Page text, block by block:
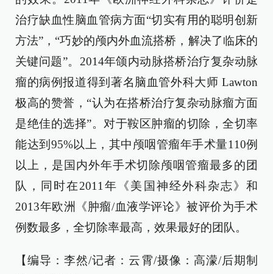
治疗缺血性脑血管病方面“切实有用的聪明创新
方法”，“巧妙的颅内外血流搭桥，解决了临床的
关键问题”。2014年颌内动脉搭桥治疗复杂动脉
瘤的病例报道得到著名脑血管外科大师 Lawton
极高的赞誉，“认为在搭桥治疗复杂动脉瘤方面
是绝佳的选择”。对于鞍区肿瘤的切除，全切率
能达到95%以上，其中颅咽管瘤年手术量110例
以上，是国内外年手术切除颅咽管瘤最多的团
队，同时在2011年《美国神经外科杂志》和
2013年欧洲《肿瘤/血液学评论》被评价为手术
例数最多，全切除率最高，效果最好的团队。
【编导：李然/记者：云霄/摄像：高濛/后期制